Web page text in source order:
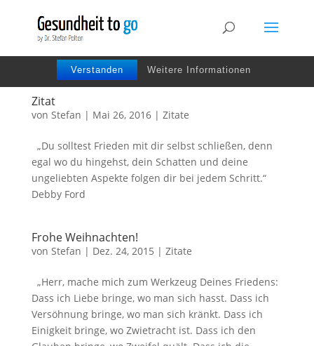
Wir benutzen Cookies um die Nutzerfreundlichkeit
der Webseite zu verbessen. Durch Deinen Besuch
Verstanden Weitere Informationen
Zitat
von Stefan | Mai 26, 2016| Zitate
„Du solltest Frieden mit dir selbst schließen, denn
egal wo du hingehst, dein Schatten und deine
ungeliebten Aspekte folgen dir bei jedem Schritt.“
Debby Ford
Frohe Weihnachten!
von Stefan | Dez. 24, 2015 | Zitate
„Herr, mache mich zum Werkzeug Deines Friedens:
Dass ich Liebe bringe, wo man sich hasst. Dass ich
Versöhnung bringe, wo man sich kränkt. Dass ich
Einigkeit bringe, wo Zwietracht ist. Dass ich den